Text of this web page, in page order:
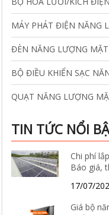
MÁY PHÁT ĐIỆN NĂNG
ĐÈN NĂNG LƯỢNG
BỘ ĐIỀU KHIỂN SẠC
QUẠT NĂNG LƯỢNG
TIN TỨC NỔI
Chi phí
Báo giá,
17/07/
Giá bộ